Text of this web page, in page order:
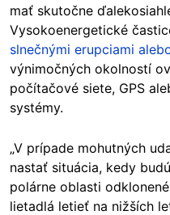
mať skutočne
Vysokoenergetické
slnečnými erupciami
výnimočných okolností
počítačové siete, GPS
systémy.
„V prípade mohutných
nastať situácia, kedy
polárne oblasti
lietadlá letieť na nižších